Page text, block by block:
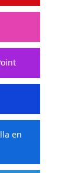
en